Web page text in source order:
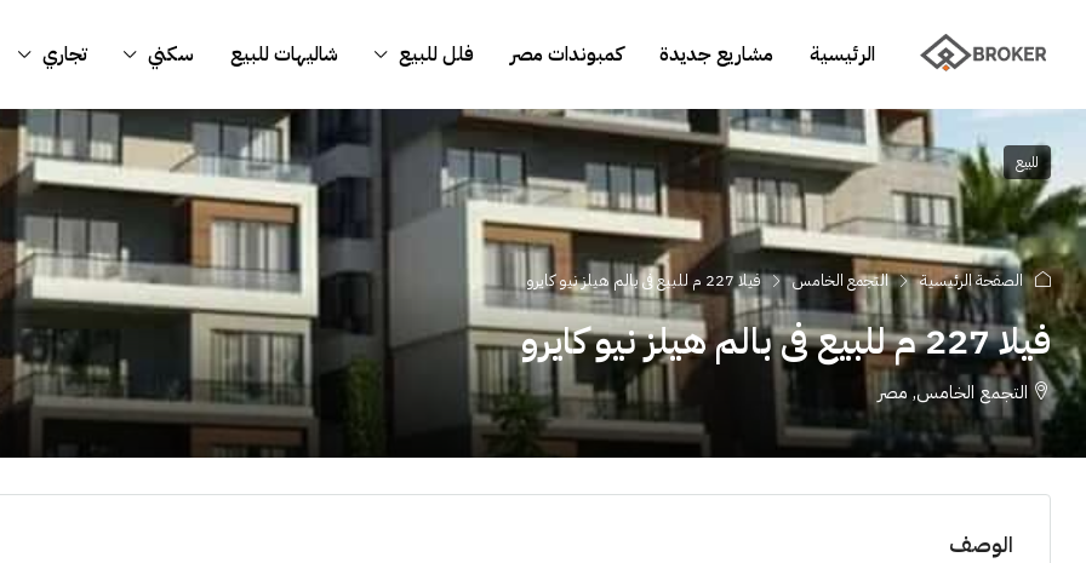
الرئيسية مشاريع جديدة كمبوندات مصر فلل للبيع شاليهات للبيع سكني تجاري
للبيع
الصفحة الرئيسية التجمع الخامس فيلا 227 م للبيع فى بالم هيلز نيو كايرو
فيلا 227 م للبيع فى بالم هيلز نيو كايرو
التجمع الخامس, مصر
الوصف